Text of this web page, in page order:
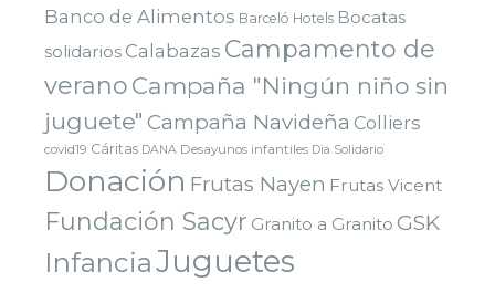
Banco de Alimentos Barceló Hotels Bocatas
solidarios Calabazas Campamento de
verano Campaña "Ningún niño sin
juguete" Campaña Navideña Colliers
covid19 Cáritas DANA Desayunos infantiles Dia Solidario
Donación Frutas Nayen Frutas Vicent
Fundación Sacyr Granito a Granito GSK
InfanciaJuguetes